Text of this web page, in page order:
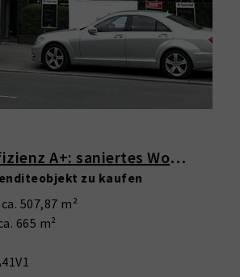
Energieeffizienz A+: saniertes Wohn- und Geschäftshaus in Marienfelde
zu kaufen
507,87 m²
665 m²